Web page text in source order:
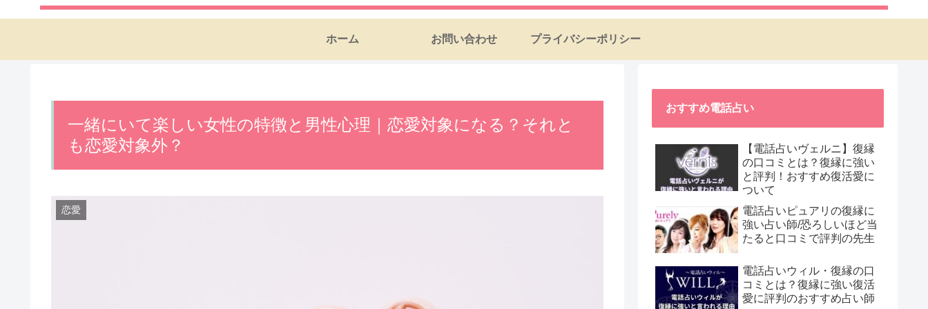
ホーム お問い合わせ プライバシーポリシー
一緒にいて楽しい女性の特徴と男性心理｜恋愛対象になる？それと
も恋愛対象外？
恋愛
おすすめ電話占い
【電話占いヴェルニ】復縁
の口コミとは？復縁に強い
と評判！おすすめ復活愛に
ついて
電話占いピュアリの復縁に
強い占い師/恐ろしいほど当
たると口コミで評判の先生
電話占いウィル・復縁の口
コミとは？復縁に強い復活
愛に評判のおすすめ占い師